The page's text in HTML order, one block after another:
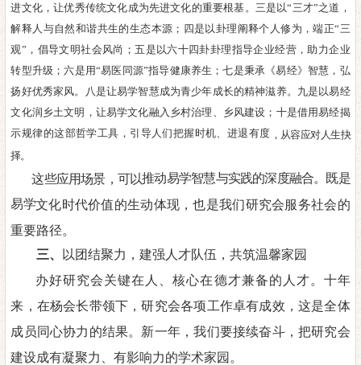
进文化，让优秀传统文化成为先进文化的重要根基。三是以“三才”之道，
解释人与自然和谐共生的生态本源；四是以卦理阐释个 人修为，端正“三
观” ，倡导文明社会风尚；五是以六十四卦卦理指导企业经营，助力企业
转型升级；六是用“易医同源”指导健康养生；七是秉承 《易经》智慧， 弘
扬好优秀家风。八是让易学智慧成为青少年成长的精神滋养。九是以易经
文化润乡土文明，让易学文化融入乡村治理、乡风建设；十是借用易经揭
示规律的这部哲学工具，引导人们把握时机
进退有度 ， 从容应对人生抉
择。
这些应用场景，可以推动易学智慧与实践的深度融合。既是
易学文化时代价值的生动体现，也是我们研究会服务社会的
重要路径。
三、
以团结聚力，建强人才队伍，共筑温馨家园
办好研究会关键在人、核心在德才兼备的人才。十年
来，在杨会长带领下，研究会各项工作卓有成效，这是全体
成员同心协力的结果。新一年，我们要接续奋斗， 把研究会
建设成有凝聚力、有影响力的学术家园。